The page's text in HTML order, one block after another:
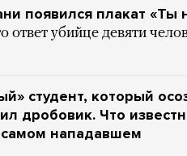
появился плакат «Ты
ответ убийце девяти
студент, который
дробовик. Что
нападавшем